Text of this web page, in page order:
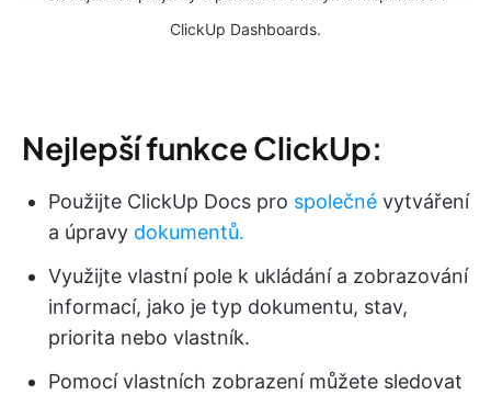
ClickUp Dashboards.
Nejlepší funkce ClickUp:
Použijte ClickUp Docs pro společné vytváření
a úpravy dokumentů.
Využijte vlastní pole k ukládání a zobrazování
informací, jako je typ dokumentu, stav,
priorita nebo vlastník.
Pomocí vlastních zobrazení můžete sledovat